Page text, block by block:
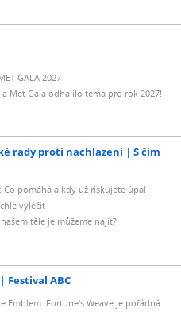
GALA 2027
Met Gala odhalilo téma pro rok 2027!
rady proti nachlazení
S čím
Co pomáhá a kdy už riskujete úpal
vyléčit
těle je můžeme najít?
Festival ABC
Emblem: Fortune's Weave je pořádná